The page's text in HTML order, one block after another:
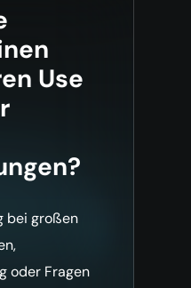
Use
bei großen
oder Fragen